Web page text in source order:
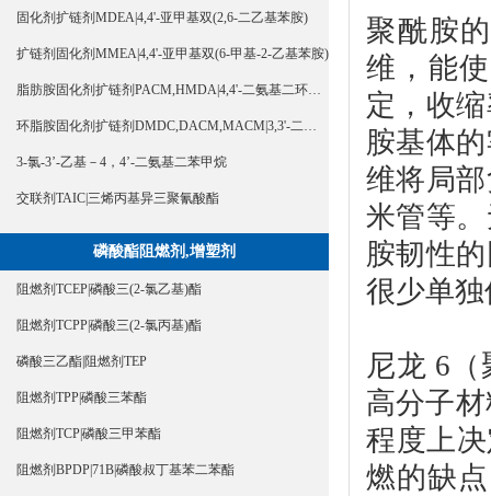
固化剂扩链剂MDEA|4,4'-亚甲基双(2,6-二乙基苯胺)
扩链剂固化剂MMEA|4,4'-亚甲基双(6-甲基-2-乙基苯胺)
脂肪胺固化剂扩链剂PACM,HMDA|4,4'-二氨基二环己基甲烷
环脂胺固化剂扩链剂DMDC,DACM,MACM|3,3'-二甲基-4,4'-二氨基二环己基甲烷
3-氯-3’-乙基－4，4’-二氨基二苯甲烷
交联剂TAIC|三烯丙基异三聚氰酸酯
磷酸酯阻燃剂,增塑剂
阻燃剂TCEP|磷酸三(2-氯乙基)酯
阻燃剂TCPP|磷酸三(2-氯丙基)酯
磷酸三乙酯|阻燃剂TEP
阻燃剂TPP|磷酸三苯酯
阻燃剂TCP|磷酸三甲苯酯
阻燃剂BPDP|71B|磷酸叔丁基苯二苯酯
聚酰胺
维，能
定，收
胺基体
维将局
米管等
胺韧性
很少单
尼龙 6
高分子
程度上
燃的缺